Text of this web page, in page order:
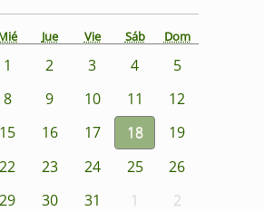
Jue Vie Sáb Dom
1 2 3 4
5
8 9 10 11
12
15 16 17 18
19
22 23 24 25
26
29 30 31 1 2